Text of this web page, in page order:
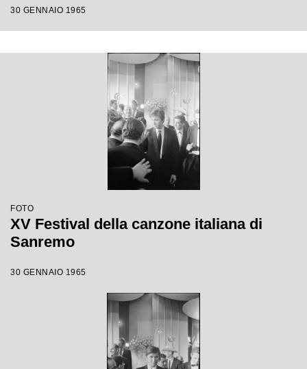
30 GENNAIO 1965
FOTO
XV Festival della canzone italiana di
Sanremo
30 GENNAIO 1965